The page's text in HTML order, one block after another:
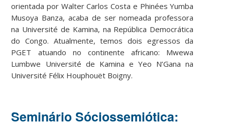
orientada por Walter Carlos Costa e Phinées Yumba
Musoya Banza, acaba de ser nomeada professora
na Université de Kamina, na República Democrática
do Congo. Atualmente, temos dois egressos da
PGET atuando no continente africano: Mwewa
Lumbwe Université de Kamina e Yeo N’Gana na
Université Félix Houphouët Boigny.
Seminário Sóciossemiótica: